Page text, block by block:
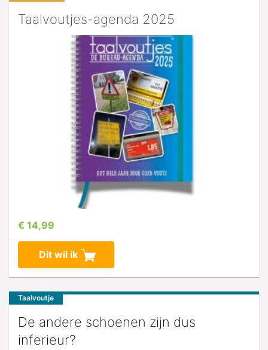
Taalvoutjes-agenda 2025
€ 14,99
Dit wil ik
Taalvoutje
De andere schoenen zijn dus
inferieur?